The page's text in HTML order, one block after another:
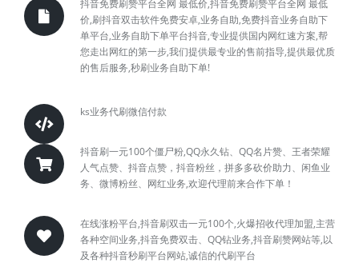
抖音免费刷赞平台全网 最低价,抖音免费刷赞平台全网 最低
价,刷抖音双击软件免费安卓,业务自助,免费抖音业务自助下
单平台,业务自助下单平台抖音,专业提供国内网红速方案,帮
您走出网红的第一步,我们提供最专业的售前指导,提供最优质
的售后服务,秒刷业务自助下单!
ks业务代刷微信付款
抖音刷一元100个僵尸粉,QQ永久钻、QQ名片赞、王者荣耀
人气点赞、抖音点赞，抖音粉丝，拼多多砍价助力、闲鱼业
务、微博粉丝、网红业务,欢迎代理前来合作下单！
在线涨粉平台,抖音刷双击一元100个,火爆招收代理加盟,主营
各种空间业务,抖音免费双击、QQ钻业务,抖音刷赞网站等,以
及各种抖音秒刷平台网站,诚信的代刷平台